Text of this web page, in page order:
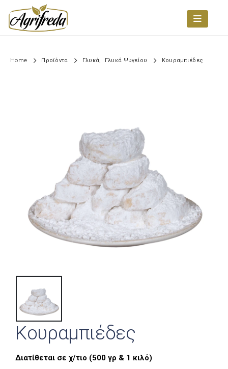
Home Προϊόντα Γλυκά Γλυκά Ψυγείου Κουραμπιέδες
Κουραμπιέδες
Διατίθεται σε χ/τιο (500 γρ & 1 κιλό)